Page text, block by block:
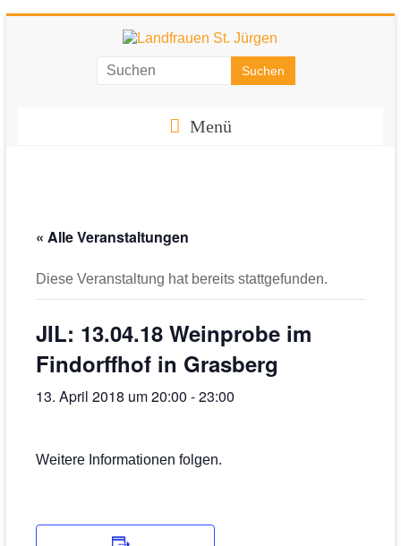
Landfrauen
eine
Gesellschaft
Menü
« Alle Veranstaltungen
Diese Veranstaltung hat bereits stattgefunden.
JIL: 13.04.18 Weinprobe im
Findorffhof in Grasberg
13. April 2018 um 20:00 -23:00
Weitere Informationen folgen.